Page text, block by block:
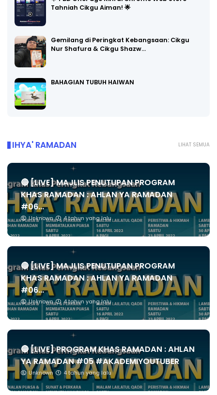
Tahniah Cikgu Aiman! 🌟
Gemilang di Peringkat Kebangsaan: Cikgu
Nur Shafura & Cikgu Shazw…
BAHAGIAN TUBUH HAIWAN
LIHAT SEMUA
IHYA' RAMADAN
🔴 [LIVE] MAJLIS PENUTUPAN PROGRAM
KHAS RAMADAN : AHLAN YA RAMADAN
#06...
Unknown 4 tahun yang lalu
🔴 [LIVE] MAJLIS PENUTUPAN PROGRAM
KHAS RAMADAN : AHLAN YA RAMADAN
#06...
Unknown 4 tahun yang lalu
🔴 [LIVE] PROGRAM KHAS RAMADAN : AHLAN
YA RAMADAN #05 #AKADEMIYOUTUBER
Unknown 4 tahun yang lalu